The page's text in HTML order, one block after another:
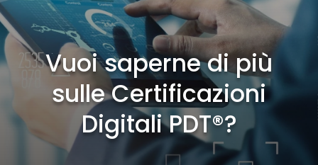
Vuoi saperne di più
sulle Certificazioni
Digitali PDT®?